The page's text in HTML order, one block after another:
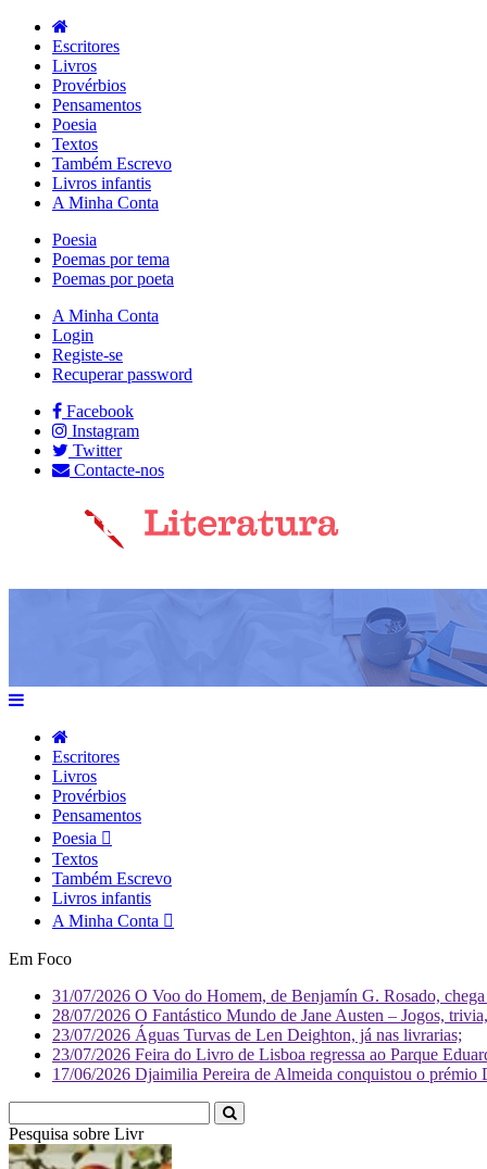
Escritores
Livros
Provérbios
Pensamentos
Poesia
Textos
Também Escrevo
Livros infantis
A Minha Conta
Poesia
Poemas por tema
Poemas por poeta
A Minha Conta
Login
Registe-se
Recuperar password
Facebook
Instagram
Twitter
Contacte-nos
Escritores
Livros
Provérbios
Pensamentos
Poesia
Textos
Também Escrevo
Livros infantis
A Minha Conta
Em Foco
31/07/2026 O Voo do Homem, de Benjamín G. Rosado,
28/07/2026 O Fantástico Mundo de Jane Austen – Jogos,
23/07/2026 Águas Turvas de Len Deighton, já nas livrarias;
23/07/2026 Feira do Livro de Lisboa regressa ao Parque
17/06/2026 Djaimilia Pereira de Almeida conquistou o
Pesquisa sobre Literatura